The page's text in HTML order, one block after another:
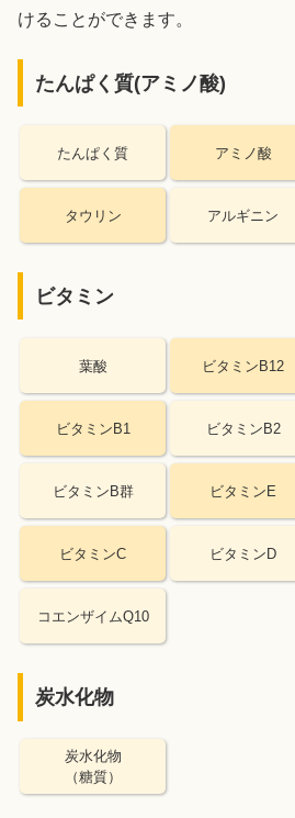
けることができます。
たんぱく質(アミノ酸)
たんぱく質 アミノ酸
タウリン アルギニン
ビタミン
葉酸 ビタミンB12
ビタミンB1 ビタミンB2
ビタミンB群 ビタミンE
ビタミンC ビタミンD
コエンザイムQ10
炭水化物
炭水化物
（糖質）